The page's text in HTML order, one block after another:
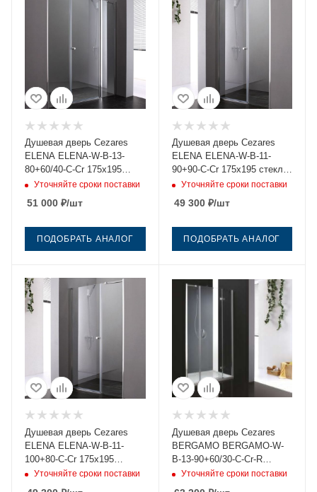
Душевая дверь Cezares
ELENA ELENA-W-B-13-
80+60/40-C-Cr 175х195
стекло прозрачное
профиль хром
Уточняйте сроки поставки
51 000 ₽/шт
ПОДОБРАТЬ АНАЛОГ
Душевая дверь Cezares
ELENA ELENA-W-B-11-
90+90-C-Cr 175х195 стекло
прозрачное профиль хром
Уточняйте сроки поставки
49 300₽/шт
ПОДОБРАТЬ АНАЛОГ
Душевая дверь Cezares
ELENA ELENA-W-B-11-
100+80-C-Cr 175х195
стекло прозрачное
Уточняйте сроки поставки
Душевая дверь Cezares
BERGAMO BERGAMO-W-
B-13-90+60/30-C-Cr-R
175х195 стекло прозрачное
Уточняйте сроки поставки